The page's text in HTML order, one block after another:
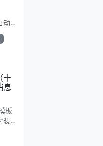
动
复
十
息
板
装